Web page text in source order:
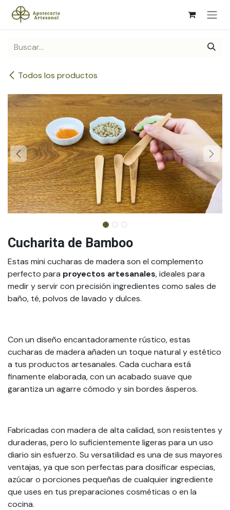
Ir al contenido
Todos los productos
Cucharita de Bamboo
Estas mini cucharas de madera son el complemento
perfecto para proyectos artesanales, ideales para
medir y servir con precisión ingredientes como sales de
baño, té, polvos de lavado y dulces.
Con un diseño encantadoramente rústico, estas
cucharas de madera añaden un toque natural y estético
a tus productos artesanales. Cada cuchara está
finamente elaborada, con un acabado suave que
garantiza un agarre cómodo y sin bordes ásperos.
Fabricadas con madera de alta calidad, son resistentes y
duraderas, pero lo suficientemente ligeras para un uso
diario sin esfuerzo. Su versatilidad es una de sus mayores
ventajas, ya que son perfectas para dosificar especias,
azúcar o porciones pequeñas de cualquier ingrediente
que uses en tus preparaciones cosméticas o en la
cocina.